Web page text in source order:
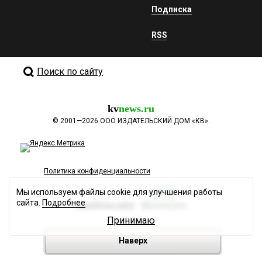
Подписка
RSS
Поиск по сайту
kvnews.ru
© 2001—2026 ООО ИЗДАТЕЛЬСКИЙ ДОМ «КВ».
Политика конфиденциальности
Разработка сайта
Наверх
Мы используем файлы cookie для улучшения работы
сайта. Подробнее
Принимаю